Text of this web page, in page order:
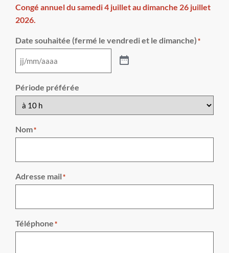
Congé annuel du samedi 4 juillet au dimanche 26 juillet
2026.
Date souhaitée (fermé le vendredi et le dimanche)*
Période préférée
Nom*
Adresse mail*
Téléphone*